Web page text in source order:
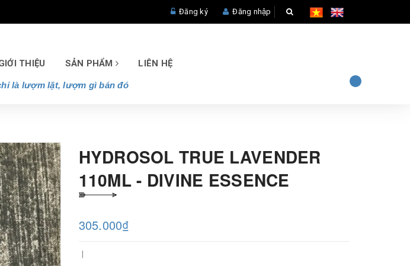
Đăng ký Đăng nhập
THIỆU SẢN PHẨM LIÊN HỆ
là lượm lặt, lượm gì bán đó
HYDROSOL TRUE LAVENDER
110ML - DIVINE ESSENCE
305.000₫